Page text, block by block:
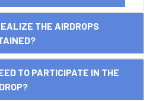
THE AIRDROPS
TO PARTICIPATE IN THE